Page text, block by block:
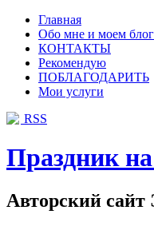
Главная
Обо мне и моем
КОНТАКТЫ
Рекомендую
ПОБЛАГОДАРИТЬ
Мои услуги
RSS
Праздник
Авторский